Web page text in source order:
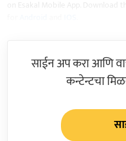
साईन अप करा आणि
कन्टेन्टचा